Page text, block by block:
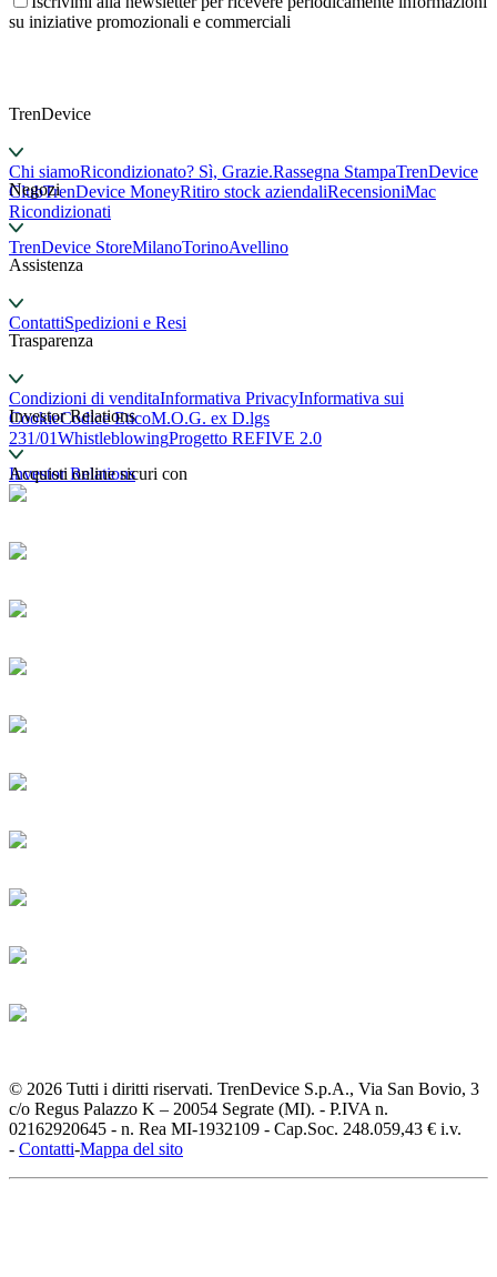
su iniziative promozionali e commerciali
TrenDevice
Chi siamoRicondizionato? Sì, Grazie.Rassegna StampaTrenDevice
ClubTrenDevice MoneyRitiro stock aziendaliRecensioniMac
Ricondizionati
Negozi
TrenDevice StoreMilanoTorinoAvellino
Assistenza
ContattiSpedizioni e Resi
Trasparenza
Condizioni di venditaInformativa PrivacyInformativa sui
CookieCodice EticoM.O.G. ex D.lgs
231/01WhistleblowingProgetto REFIVE 2.0
Investor Relations
Investor Relations
Acquisti online sicuri con
© 2026 Tutti i diritti riservati. TrenDevice S.p.A., Via San Bovio, 3
c/o Regus Palazzo K – 20054 Segrate (MI). - P.IVA n.
02162920645 - n. Rea MI-1932109 - Cap.Soc. 248.059,43 € i.v.
- Contatti-Mappa del sito